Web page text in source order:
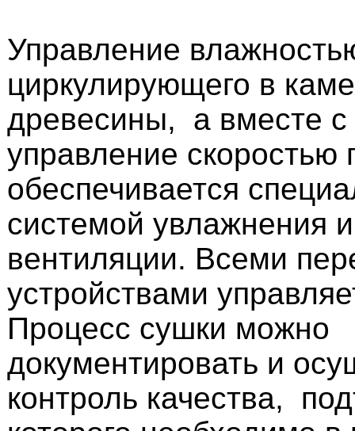
Управление
циркулирующего в
древесины, а вместе
управление скоростью
обеспечивается
системой увлажнения
вентиляции. Всеми
устройствами
Процесс сушки можно
документировать и
контроль качества,